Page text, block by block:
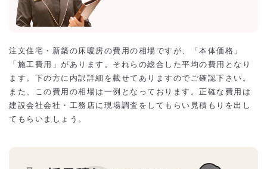
注文住宅・新築の床暖房の費用の相場ですが、「本体価格」
「施工費用」があります。それらの総合した平均の費用となり
ます。下の方に内訳詳細を載せてありますのでご確認下さい。
また、この費用の相場は一例となっております。正確な費用は
建設会社会社・工務店に現場調査をしてもらい見積もりを出し
てもらいましょう。